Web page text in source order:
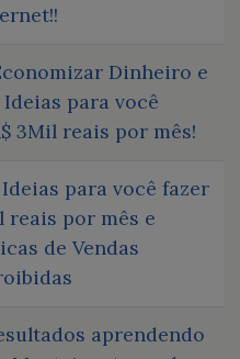
Dinheiro e
para você
3Mil reais por mês!
Ideias para você fazer
reais por mês e
de Vendas
aprendendo